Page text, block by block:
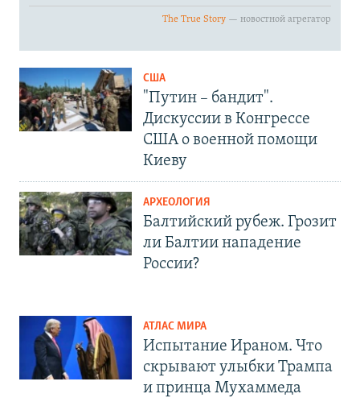
США
"Путин – бандит".
Дискуссии в Конгрессе
США о военной помощи
Киеву
АРХЕОЛОГИЯ
Балтийский рубеж. Грозит
ли Балтии нападение
России?
АТЛАС МИРА
Испытание Ираном. Что
скрывают улыбки Трампа
и принца Мухаммеда